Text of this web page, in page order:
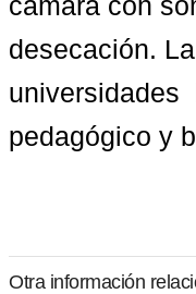
desecación.
universidades
pedagógico y
Otra información